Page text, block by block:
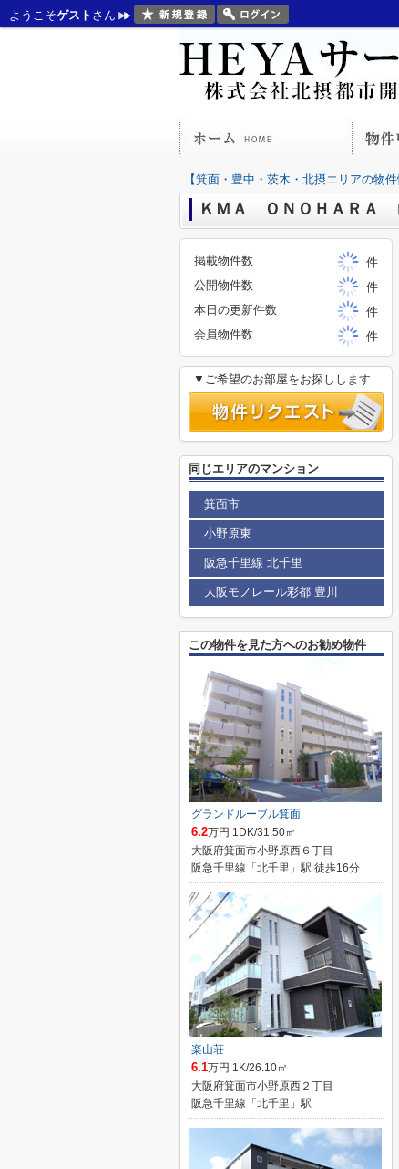
ようこそゲスト さん
【箕面・豊中・茨木・北摂エリアの物
ＫＭＡ ＯＮＯＨＡＲＡ
掲載物件数
件
公開物件数
件
本日の更新件数
件
会員物件数
件
▼ご希望のお部屋をお探しします
同じエリアのマンション
箕面市
小野原東
阪急千里線 北千里
大阪モノレール彩都 豊川
この物件を見た方へのお勧め物件
グランドルーブル箕面
6.2万円 1DK/31.50㎡
大阪府箕面市小野原西６丁目
阪急千里線「北千里」駅 徒歩16分
楽山荘
6.1万円 1K/26.10㎡
大阪府箕面市小野原西２丁目
阪急千里線「北千里」駅